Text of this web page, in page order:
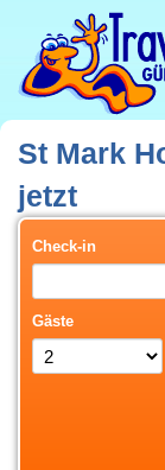
St Mark
jetzt
Check-in
Gäste